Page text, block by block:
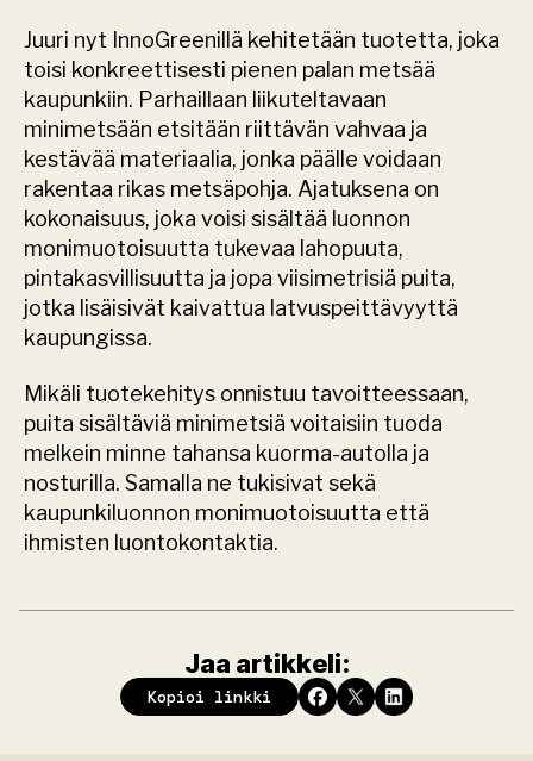
Juuri nyt InnoGreenillä kehitetään tuotetta, joka
toisi konkreettisesti pienen palan metsää
kaupunkiin. Parhaillaan liikuteltavaan
minimetsään etsitään riittävän vahvaa ja
kestävää materiaalia, jonka päälle voidaan
rakentaa rikas metsäpohja. Ajatuksena on
kokonaisuus, joka voisi sisältää luonnon
monimuotoisuutta tukevaa lahopuuta,
pintakasvillisuutta ja jopa viisimetrisiä puita,
jotka lisäisivät kaivattua latvuspeittävyyttä
kaupungissa.
Mikäli tuotekehitys onnistuu tavoitteessaan,
puita sisältäviä minimetsiä voitaisiin tuoda
melkein minne tahansa kuorma-autolla ja
nosturilla. Samalla ne tukisivat sekä
kaupunkiluonnon monimuotoisuutta että
ihmisten luontokontaktia.
Jaa artikkeli:
Kopioi linkki